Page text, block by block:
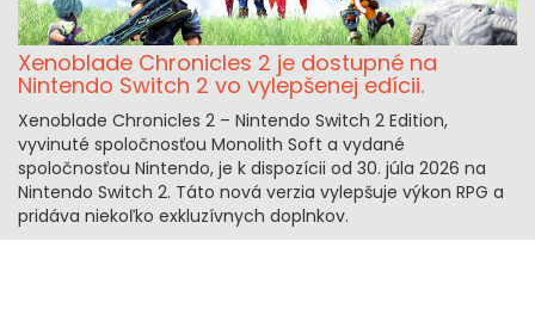
Xenoblade Chronicles 2 je dostupné na
Nintendo Switch 2 vo vylepšenej edícii.
Xenoblade Chronicles 2 – Nintendo Switch 2 Edition,
vyvinuté spoločnosťou Monolith Soft a vydané
spoločnosťou Nintendo, je k dispozícii od 30. júla 2026 na
Nintendo Switch 2. Táto nová verzia vylepšuje výkon RPG a
pridáva niekoľko exkluzívnych doplnkov.